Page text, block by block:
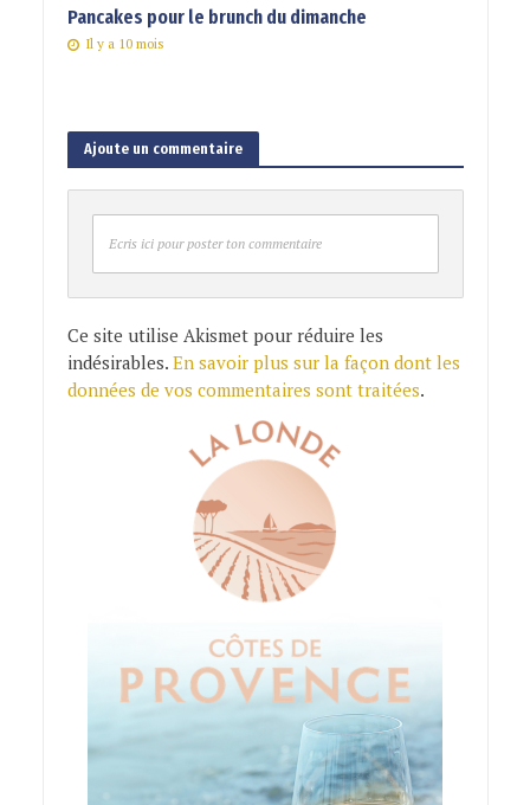
Pancakes pour le brunch du dimanche
Il y a 10 mois
Ajoute un commentaire
Ecris ici pour poster ton commentaire
Ce site utilise Akismet pour réduire les
indésirables. En savoir plus sur la façon dont les
données de vos commentaires sont traitées.